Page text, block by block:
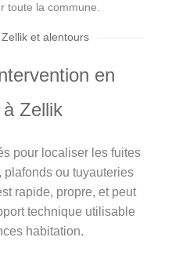
toute la commune.
et alentours
en
Zellik
pour localiser les fuites
plafonds ou tuyauteries
rapide, propre, et peut
technique utilisable
habitation.